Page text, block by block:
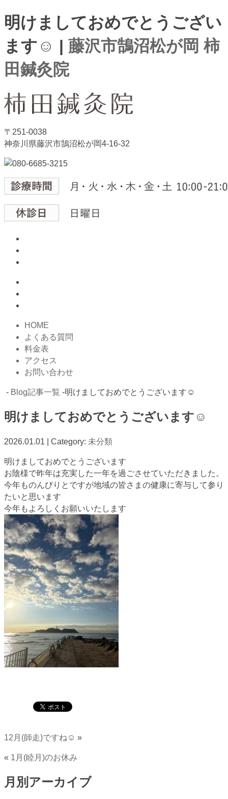
明けましておめでとうござい
ます☺️ | 藤沢市鵠沼松が岡 柿
田鍼灸院
〒251-0038
神奈川県藤沢市鵠沼松が岡4-16-32
HOME
よくある質問
料金表
アクセス
お問い合わせ
- Blog記事一覧 -明けましておめでとうございます☺️
明けましておめでとうございます☺️
2026.01.01 | Category: 未分類
明けましておめでとうございます
お陰様で昨年は充実した一年を過ごさせていただきました。
今年ものんびりとですが地域の皆さまの健康に寄与して参り
たいと思います
今年もよろしくお願いいたします
12月(師走)ですね☺️ »
« 1月(睦月)のお休み
月別アーカイブ